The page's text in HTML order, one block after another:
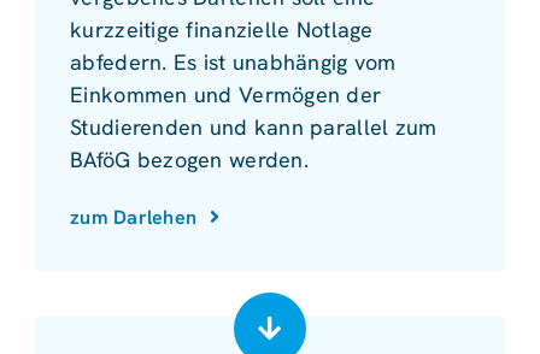
kurzzeitige finanzielle Notlage
abfedern. Es ist unabhängig vom
Einkommen und Vermögen der
Studierenden und kann parallel zum
BAföG bezogen werden.
zum Darlehen